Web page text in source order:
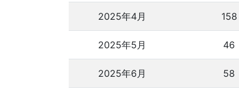
2025年4月 158
2025年5月 46
2025年6月 58